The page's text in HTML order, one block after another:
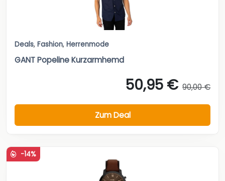
Deals, Fashion, Herrenmode
GANT Popeline Kurzarmhemd
50,95 € 90,00 €
Zum Deal
-14%